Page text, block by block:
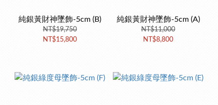
純銀黃財神墜飾-5cm (B)
NT$19,750
NT$15,800
純銀黃財神墜飾-5cm (A)
NT$11,000
NT$8,800